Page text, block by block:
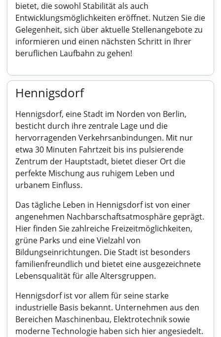
bietet, die sowohl Stabilität als auch
Entwicklungsmöglichkeiten eröffnet. Nutzen Sie die
Gelegenheit, sich über aktuelle Stellenangebote zu
informieren und einen nächsten Schritt in Ihrer
beruflichen Laufbahn zu gehen!
Hennigsdorf
Hennigsdorf, eine Stadt im Norden von Berlin,
besticht durch ihre zentrale Lage und die
hervorragenden Verkehrsanbindungen. Mit nur
etwa 30 Minuten Fahrtzeit bis ins pulsierende
Zentrum der Hauptstadt, bietet dieser Ort die
perfekte Mischung aus ruhigem Leben und
urbanem Einfluss.
Das tägliche Leben in Hennigsdorf ist von einer
angenehmen Nachbarschaftsatmosphäre geprägt.
Hier finden Sie zahlreiche Freizeitmöglichkeiten,
grüne Parks und eine Vielzahl von
Bildungseinrichtungen. Die Stadt ist besonders
familienfreundlich und bietet eine ausgezeichnete
Lebensqualität für alle Altersgruppen.
Hennigsdorf ist vor allem für seine starke
industrielle Basis bekannt. Unternehmen aus den
Bereichen Maschinenbau, Elektrotechnik sowie
moderne Technologie haben sich hier angesiedelt.